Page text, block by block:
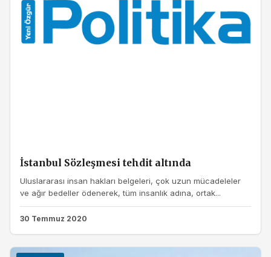
İstanbul Sözleşmesi tehdit altında
Uluslararası insan hakları belgeleri, çok uzun mücadeleler
ve ağır bedeller ödenerek, tüm insanlık adına, ortak...
30 Temmuz 2020